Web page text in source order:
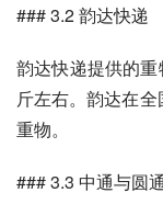
### 3.2 韵达快递
韵达快递提供的
斤左右。韵达在
重物。
### 3.3 中通与圆通